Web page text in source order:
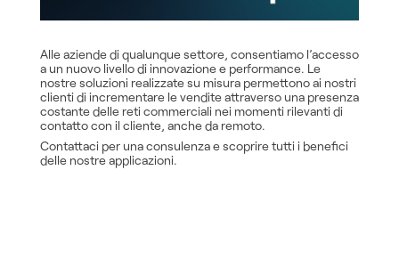
Alle aziende di qualunque settore, consentiamo l’accesso
a un nuovo livello di innovazione e performance. Le
nostre soluzioni realizzate su misura permettono ai nostri
clienti di incrementare le vendite attraverso una presenza
costante delle reti commerciali nei momenti rilevanti di
contatto con il cliente, anche da remoto.
Contattaci per una consulenza e scoprire tutti i benefici
delle nostre applicazioni.